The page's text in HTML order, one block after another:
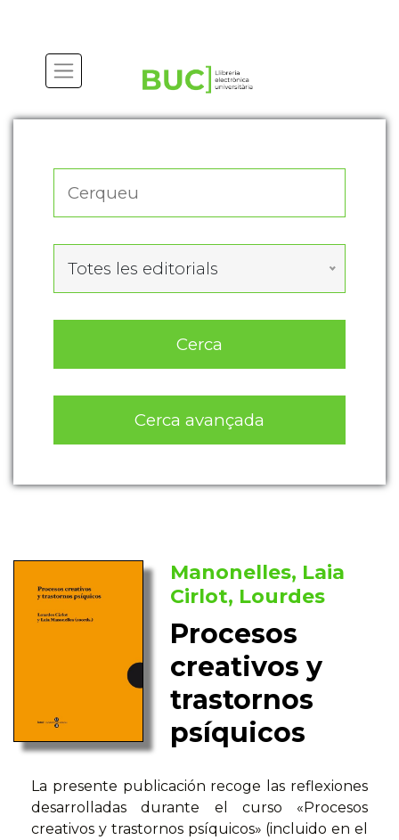
Totes les editorials
Cerca
Cerca avançada
Manonelles, Laia
Cirlot, Lourdes
Procesos
creativos y
trastornos
psíquicos
La presente publicación recoge las reflexiones
desarrolladas durante el curso «Procesos
creativos y trastornos psíquicos» (incluido en el